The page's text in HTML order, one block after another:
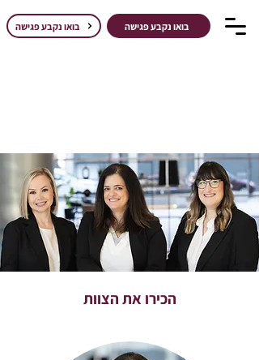
בואו נקבע פגישה בואו נקבע פגישה
הכירו את הצוות